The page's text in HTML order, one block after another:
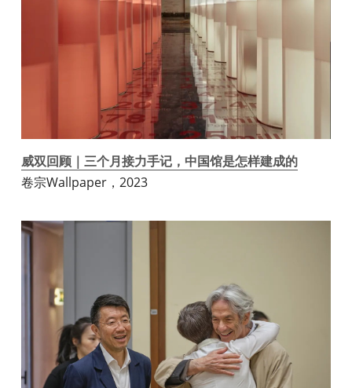
威双回顾｜三个月接力手记，中国馆是怎样建成的
卷宗Wallpaper，2023